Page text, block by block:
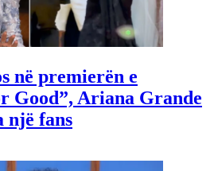
në premierën e
Good”, Ariana Grande
një fans